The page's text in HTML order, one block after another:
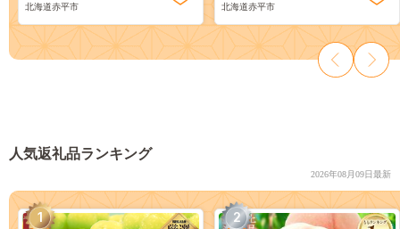
北海道赤平市 北海道赤平市
人気返礼品ランキング
2026年08月09日最新
1 2